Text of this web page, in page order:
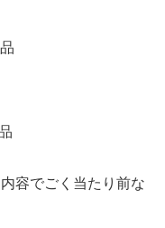
容でごく当たり前な